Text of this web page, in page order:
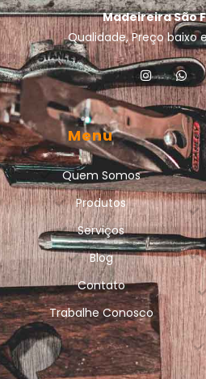
Madeireira São
Qualidade, Preço baixo
Menu
Quem Somos
Produtos
Serviços
Blog
Contato
Trabalhe Conosco